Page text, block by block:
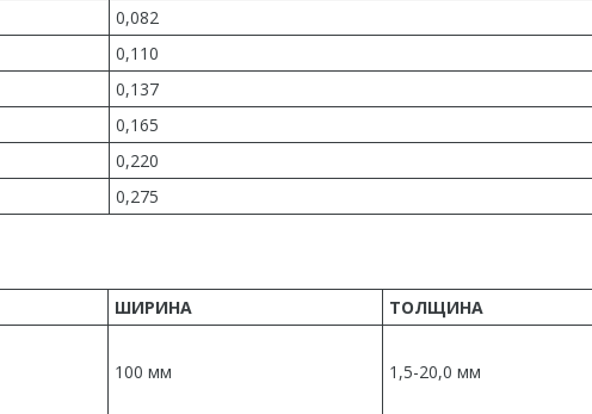
0,082
0,110
0,137
0,165
0,220
0,275
ШИРИНА
ТОЛЩИНА
100 мм 1,5-20,0 мм